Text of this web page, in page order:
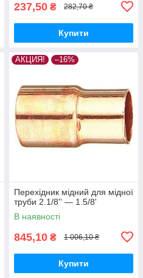
237,50 ₴ 282,70 ₴
Купити
АКЦИЯ! –16%
Перехідник мідний для мідної
труби 2.1/8'' — 1.5/8'
В наявності
845,10 ₴ 1 006,10 ₴
Купити